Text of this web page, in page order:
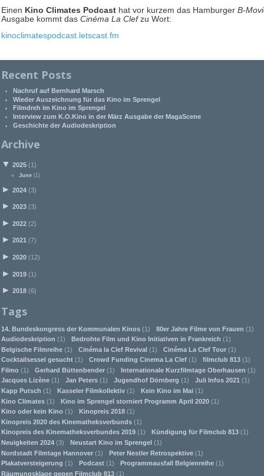
Einen Kino Climates Podcast hat vor kurzem das Hamburger B-
Ausgabe kommt das Cinéma La Clefzu Wort:
kinoclimatespodcast.letscast.fm
Recent Posts
Nachruf auf Bernhard Marsch
Wieder Auszeichnung für das Kino im Sprengel
Filmdreh im Kino im Sprengel
Interview zum K.O.Kino in der März Ausgabe der MagaScene
Geschichte der Audiodeskription
Archive
▼ 2025 (1)
June (1)
► 2024 (3)
► 2023 (3)
► 2022 (2)
► 2021 (7)
► 2020 (12)
► 2019 (1)
► 2018 (6)
Tags
14. Bundeskongress der Kommunalen Kinos (1) 80er Jahre Filme von Frauen (1)
Audiodeskription (1) Bedrohte Film und Kino Initiativen in Frankreich (1)
Belgische Filmreihe (1) Cinéma la Clef Revival (1) Cinéma La Clef Tour (1)
Cocktailsessel gesucht (1) Crowd Funding Cinema La Clef (1) filmclub 813 (1)
Filmo (1) Gerhard Büttenbender (1) Internationale Kurzfilmtage Oberhausen (1)
Jacques Lizène (1) Jan Peters (1) Jugendhof Dörnberg (1) Juli Infos 2021 (1)
Kapp Putsch (1) Kasseler Filmkollektiv (1) Kein Kino im Mai (1)
Kino Climates (1) Kino im Sprengel storniert Programm April 2020 (1)
Kino oder kein Kino (1) Kinopreis 2018 (1)
Kinopreis 2020 des Kinematheksverbunds (1)
Kinopreis des Kinematheksverbundes 2019 (1) Kündigung für Filmclub 813 (1)
Neuigkeiten 2024 (3) Neustart Kino im Sprengel (1)
Nordstadt Filmtage Hannover (1) Peter Nestler Retrospektive (1)
Plakatversteigerung (1) Podcast (1) Programmausfall Belgienreihe (1)
Räumungsklage gegen Filmclub 813 (1)